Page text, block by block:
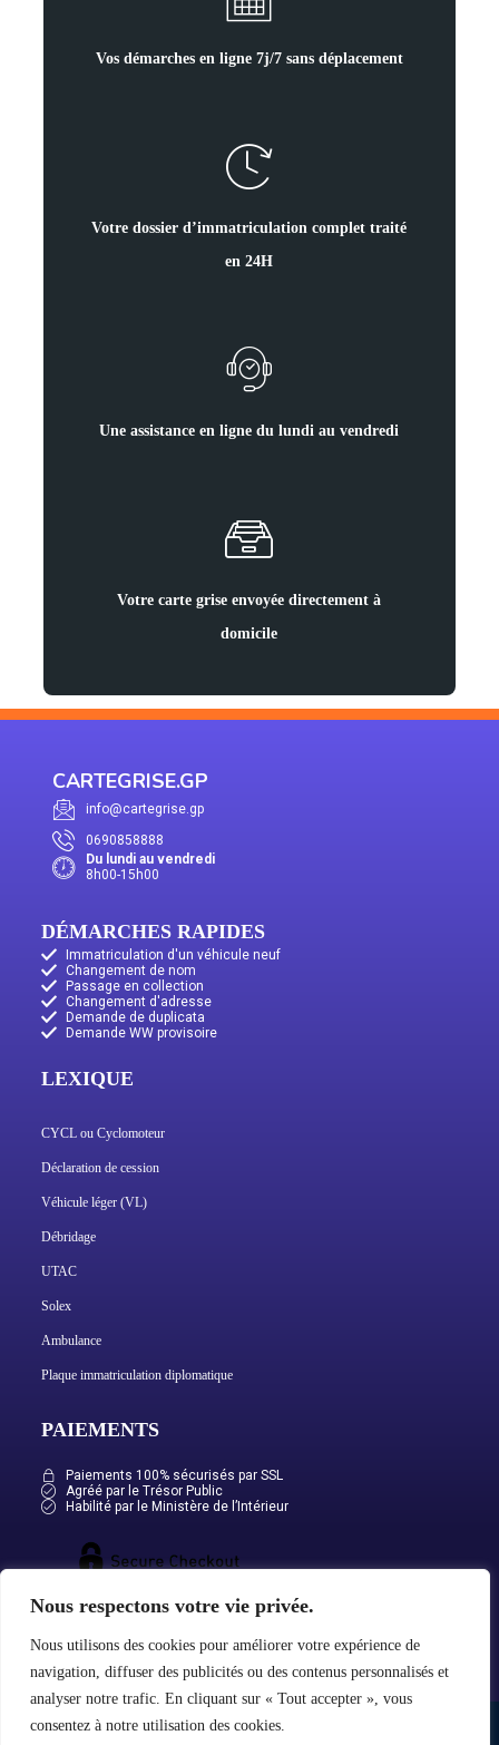
Nous respectons votre vie privée.
Nous utilisons des cookies pour améliorer votre expérience de
navigation, diffuser des publicités ou des contenus personnalisés et
analyser notre trafic. En cliquant sur « Tout accepter », vous
consentez à notre utilisation des cookies.
Vos démarches en ligne 7j/7 sans déplacement
Votre dossier d’immatriculation complet traité
en 24H
Une assistance en ligne du lundi au vendredi
Votre carte grise envoyée directement à
domicile
CARTEGRISE.GP
info@cartegrise.gp
0690858888
Du lundi au vendredi
8h00-15h00
DÉMARCHES RAPIDES
Immatriculation d'un véhicule neuf
Changement de nom
Passage en collection
Changement d'adresse
Demande de duplicata
Demande WW provisoire
LEXIQUE
CYCL ou Cyclomoteur
Déclaration de cession
Véhicule léger (VL)
Débridage
UTAC
Solex
Ambulance
Plaque immatriculation diplomatique
PAIEMENTS
Paiements 100% sécurisés par SSL
Agréé par le Trésor Public
Habilité par le Ministère de l’Intérieur
Mentions légales Conditions générales de ventes